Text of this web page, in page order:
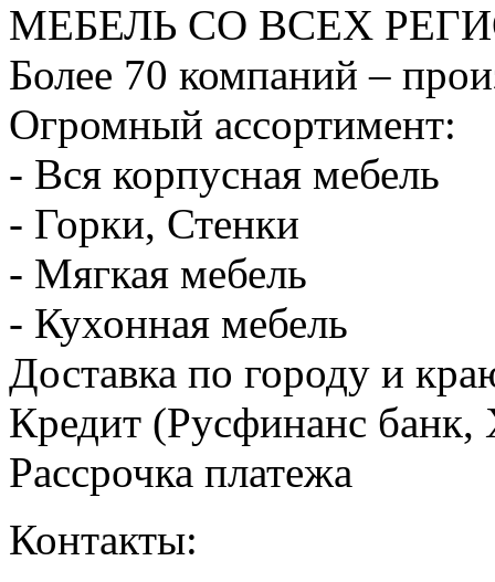
МЕБЕЛЬ СО ВСЕХ
Более 70 компаний –
Огромный ассортимент:
- Вся корпусная мебель
- Горки, Стенки
- Мягкая мебель
- Кухонная мебель
Доставка по городу и
Кредит (Русфинанс банк,
Рассрочка платежа
Контакты: